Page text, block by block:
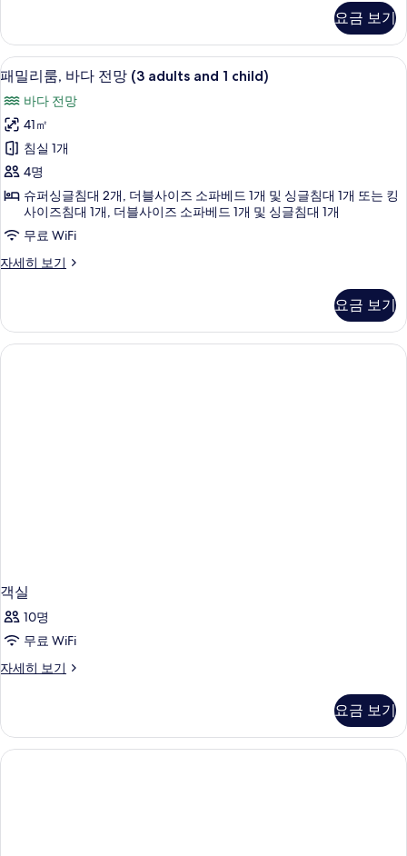
3
children)
사
진
모
두
보
기
바
다
전
망
(2
adults
and
3
children)
자
세
보
요금 보기
패
밀
리
룸,
바
다
전
망
(3
adults
1
child)
사
1 개의 침실, 미니바, 객실 내 금고, 책상
7
패밀리룸, 바다 전망 (3 adults and 1 child)
바다 전망
41㎡
침실 1개
4명
슈퍼싱글침대 2개, 더블사이즈 소파베드 1개 및 싱글침대 1개 또는 킹
사이즈침대 1개, 더블사이즈 소파베드 1개 및 싱글침대 1개
무료 WiFi
자세히 보기
패
바
다
전
요금 보기
객실
10명
무료 WiFi
자세히 보기
객
히
보
기
요금 보기